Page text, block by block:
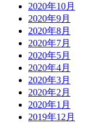
2020年10月
2020年9月
2020年8月
2020年7月
2020年5月
2020年4月
2020年3月
2020年2月
2020年1月
2019年12月